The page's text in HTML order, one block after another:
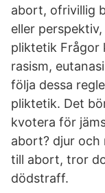
abort, ofrivillig
eller
pliktetik Frågor
rasism,
följa dessa
pliktetik. Det
kvotera för
abort? djur och
till abort, tror
dödstraff.